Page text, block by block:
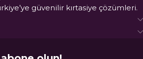
güvenilir kırtasiye çözümleri.